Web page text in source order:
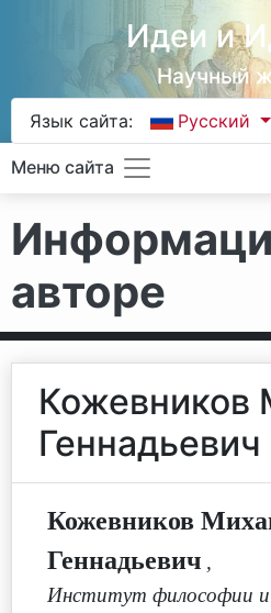
Идеи и
Научный
Язык сайта: Русский
Меню сайта
авторе
Кожевников
Геннадьевич
Кожевников
Геннадьевич ,
Институт философии и